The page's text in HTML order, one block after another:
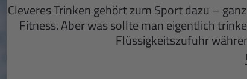
Cleveres Trinken gehört zum Sport dazu –
Fitness. Aber was sollte man eigentlich
Flüssigkeitszufuhr